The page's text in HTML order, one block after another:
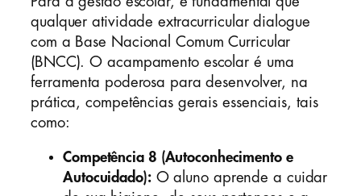
qualquer atividade extracurricular dialogue
com a Base Nacional Comum Curricular
(BNCC). O acampamento escolar é uma
ferramenta poderosa para desenvolver, na
prática, competências gerais essenciais, tais
como:
Competência 8 (Autoconhecimento e
Autocuidado):O aluno aprende a cuidar